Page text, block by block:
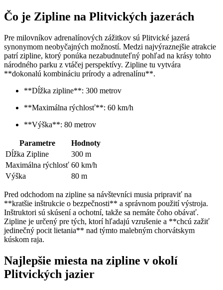
Čo je Zipline na Plitvických jazerách
Pre milovníkov adrenalínových zážitkov sú Plitvické jazerá
synonymom neobyčajných možností. Medzi najvýraznejšie atrakcie
patrí zipline, ktorý ponúka nezabudnuteľný pohľad na krásy tohto
národného parku z vtáčej perspektívy. Zipline tu vytvára
**dokonalú kombináciu prírody a adrenalínu**.
**Dĺžka zipline**: 300 metrov
**Maximálna rýchlosť**: 60 km/h
**Výška**: 80 metrov
Parametre
Hodnoty
Dĺžka Zipline
300 m
Maximálna rýchlosť 60 km/h
Výška
80 m
Pred odchodom na zipline sa návštevníci musia pripraviť na
**kratšie inštrukcie o bezpečnosti** a správnom použití výstroja.
Inštruktori sú skúsení a ochotní, takže sa nemáte čoho obávať.
Zipline je určený pre tých, ktorí hľadajú vzrušenie a **chcú zažiť
jedinečný pocit lietania** nad týmto malebným chorvátskym
kúskom raja.
Najlepšie miesta na zipline v okolí
Plitvických jazier